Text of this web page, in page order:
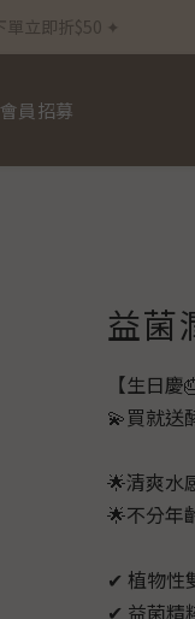
單免運費 ✦
單立即折$50 ✦
單免運費 ✦
會員招募
益菌
【生日慶
💫買就送
🌟清爽水
🌟不分年
✔ 植物性
✔ 益菌精